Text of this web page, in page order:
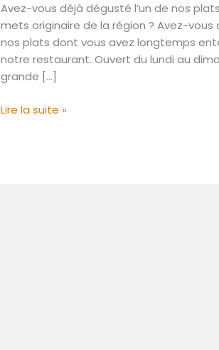
Avez-vous déjà dégusté l’un de nos
mets originaire de la région ? Avez-
nos plats dont vous avez longtemps
notre restaurant. Ouvert du lundi au
grande […]
l’un
de
nos
plats
?
Lire la suite »